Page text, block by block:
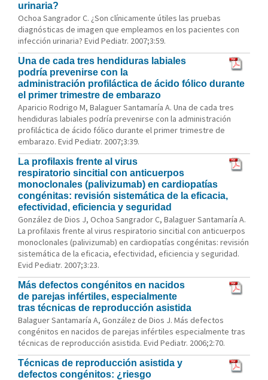
urinaria?
Ochoa Sangrador C. ¿Son clínicamente útiles las pruebas
diagnósticas de imagen que empleamos en los pacientes con
infección urinaria? Evid Pediatr. 2007;3:59.
Una de cada tres hendiduras labiales
podría prevenirse con la
administración profiláctica de ácido fólico durante
el primer trimestre de embarazo
Aparicio Rodrigo M, Balaguer Santamaría A. Una de cada tres
hendiduras labiales podría prevenirse con la administración
profiláctica de ácido fólico durante el primer trimestre de
embarazo. Evid Pediatr. 2007;3:39.
La profilaxis frente al virus
respiratorio sincitial con anticuerpos
monoclonales (palivizumab) en cardiopatías
congénitas: revisión sistemática de la eficacia,
efectividad, eficiencia y seguridad
González de Dios J, Ochoa Sangrador C, Balaguer Santamaría A.
La profilaxis frente al virus respiratorio sincitial con anticuerpos
monoclonales (palivizumab) en cardiopatías congénitas: revisión
sistemática de la eficacia, efectividad, eficiencia y seguridad.
Evid Pediatr. 2007;3:23.
Más defectos congénitos en nacidos
de parejas infértiles, especialmente
tras técnicas de reproducción asistida
Balaguer Santamaría A, González de Dios J. Más defectos
congénitos en nacidos de parejas infértiles especialmente tras
técnicas de reproducción asistida. Evid Pediatr. 2006;2:70.
Técnicas de reproducción asistida y
defectos congénitos: ¿riesgo